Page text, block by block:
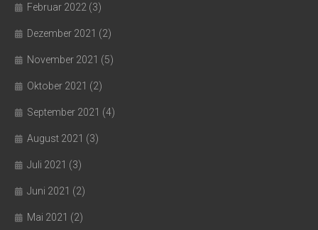
Februar 2022 (3)
Dezember 2021 (2)
November 2021 (5)
Oktober 2021 (2)
September 2021 (4)
August 2021 (3)
Juli 2021 (3)
Juni 2021 (2)
Mai 2021 (2)